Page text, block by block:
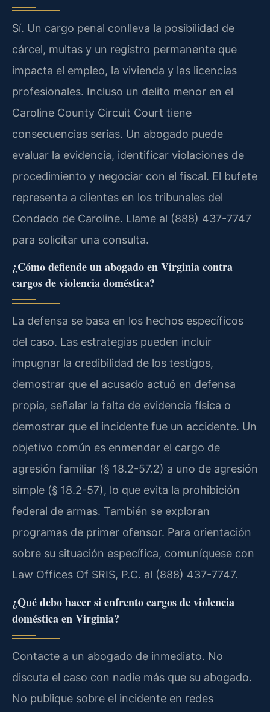
Sí. Un cargo penal conlleva la posibilidad de
cárcel, multas y un registro permanente que
impacta el empleo, la vivienda y las licencias
profesionales. Incluso un delito menor en el
Caroline County Circuit Court tiene
consecuencias serias. Un abogado puede
evaluar la evidencia, identificar violaciones de
procedimiento y negociar con el fiscal. El bufete
representa a clientes en los tribunales del
Condado de Caroline. Llame al (888) 437-7747
para solicitar una consulta.
¿Cómo defiende un abogado en Virginia contra
cargos de violencia doméstica?
La defensa se basa en los hechos específicos
del caso. Las estrategias pueden incluir
impugnar la credibilidad de los testigos,
demostrar que el acusado actuó en defensa
propia, señalar la falta de evidencia física o
demostrar que el incidente fue un accidente. Un
objetivo común es enmendar el cargo de
agresión familiar (§ 18.2-57.2) a uno de agresión
simple (§ 18.2-57), lo que evita la prohibición
federal de armas. También se exploran
programas de primer ofensor. Para orientación
sobre su situación específica, comuníquese con
Law Offices Of SRIS, P.C. al (888) 437-7747.
¿Qué debo hacer si enfrento cargos de violencia
doméstica en Virginia?
Contacte a un abogado de inmediato. No
discuta el caso con nadie más que su abogado.
No publique sobre el incidente en redes